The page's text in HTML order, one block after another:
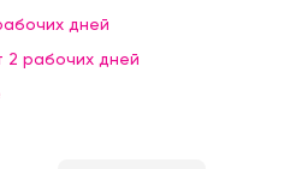
дней
2 рабочих дней